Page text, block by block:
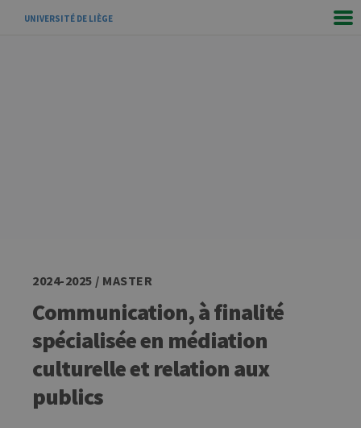
UNIVERSITÉ DE LIÈGE
2024-2025 / MASTER
Communication, à finalité
spécialisée en médiation
culturelle et relation aux
publics